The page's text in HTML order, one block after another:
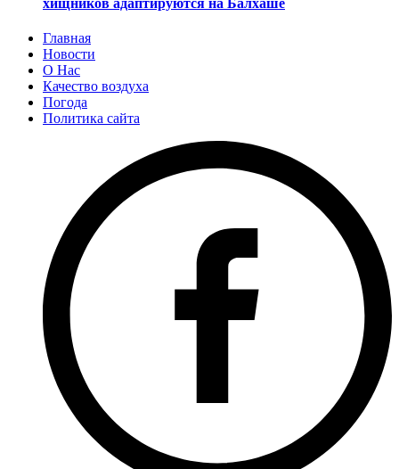
Главная
Новости
О Нас
Качество воздуха
Погода
Политика сайта